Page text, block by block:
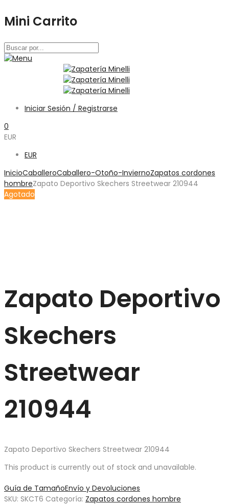
Mini Carrito
Iniciar Sesión / Registrarse
0
EUR
EUR
InicioCaballeroCaballero-Otoño-InviernoZapatos cordones
hombreZapato Deportivo Skechers Streetwear 210944
Agotado
Zapato Deportivo
Skechers
Streetwear
210944
Zapato Deportivo Skechers Streetwear 210944
This product is currently out of stock and unavailable.
Guía de TamañoEnvío y Devoluciones
SKU: SKCT6 Categoría: Zapatos cordones hombre